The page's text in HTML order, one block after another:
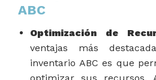
ABC
Optimización de
ventajas más
inventario ABC es que